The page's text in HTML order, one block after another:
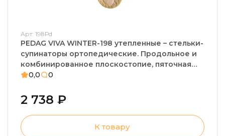
Арт: 198Рd
PEDAG VIVA WINTER-198 утепленные – стельки-
супинаторы ортопедические. Продольное и
комбинированное плоскостопие, пяточная
шпора, плантарный фасциит
0,0 0
2 738 ₽
К товару